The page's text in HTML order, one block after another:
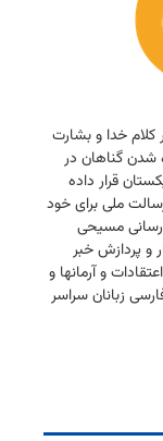
خدا و بشارت
گناهان در
قرار داده
ملی برای خود
رسانی مسیحی
و پردازش خبر
و آرمانها و
زبانان سراسر